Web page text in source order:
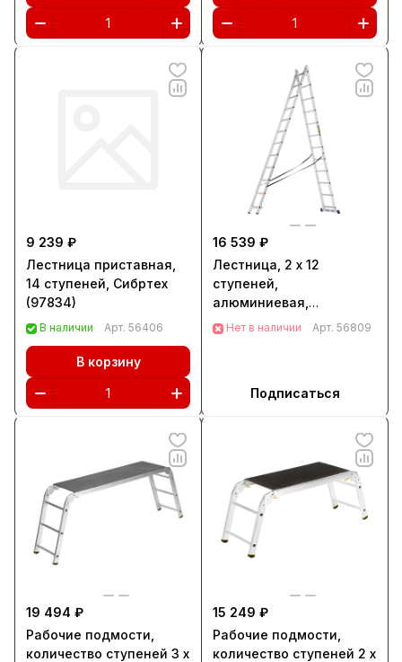
9 239 ₽
Лестница приставная,
14 ступеней, Сибртех
(97834)
В наличии Арт. 56406
В корзину
16 539 ₽
Лестница, 2 х 12
ступеней,
алюминиевая,
двухсекционная,
Нет в наличии Арт. 56809
Подписаться
19 494 ₽
Рабочие подмости,
количество ступеней 3 х
15 249 ₽
Рабочие подмости,
количество ступеней 2 х